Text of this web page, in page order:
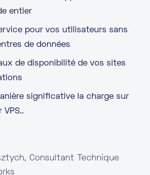
entier
pour vos utilisateurs sans
de données
de disponibilité de vos sites
significative la charge sur
VPS..
Consultant Technique